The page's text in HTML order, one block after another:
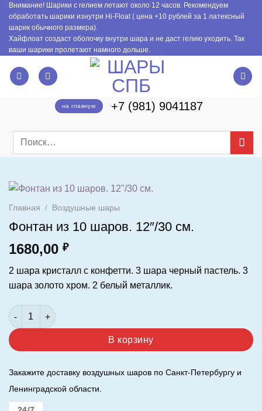
Skip
content
Внимание! Шарики с гелием летают около 12 часов. Рекомендуем
обработать шарики изнутри Hi-Float ( цена +10 рублей за 1 латексный
шарик обычного размера).
Хайфлоат создаст оболочку внутри шара и не даст гелию уходить. Так
ваши шарики пролетают намного дольше.
на главную +7 (981) 9041187
Искать:
Главная / Воздушные шары
Фонтан из 10 шаров. 12″/30 см.
1680,00 ₽
2 шара кристалл с конфетти. 3 шара черный пастель. 3
шара золото хром. 2 белый металлик.
Количество товара Фонтан из 10 шаров. 12"/30 см.
В корзину
Закажите доставку воздушных шаров по Санкт-Петербургу и
Ленинградской области.